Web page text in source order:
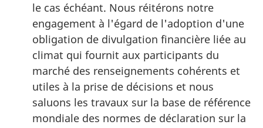
le cas échéant. Nous réitérons notre
engagement à l'égard de l'adoption d'une
obligation de divulgation financière liée au
climat qui fournit aux participants du
marché des renseignements cohérents et
utiles à la prise de décisions et nous
saluons les travaux sur la base de référence
mondiale des normes de déclaration sur la